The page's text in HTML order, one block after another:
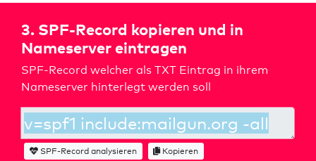
3. SPF-Record kopieren und in
Nameserver eintragen
SPF-Record welcher als TXT Eintrag in ihrem
Nameserver hinterlegt werden soll
SPF-Record analysieren Kopieren